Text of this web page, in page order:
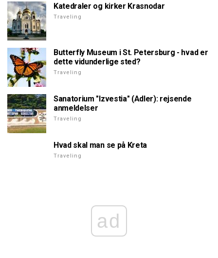
Katedraler og kirker Krasnodar
Traveling
Butterfly Museum i St. Petersburg - hvad er
dette vidunderlige sted?
Traveling
Sanatorium "Izvestia" (Adler): rejsende
anmeldelser
Traveling
Hvad skal man se på Kreta
Traveling
ad